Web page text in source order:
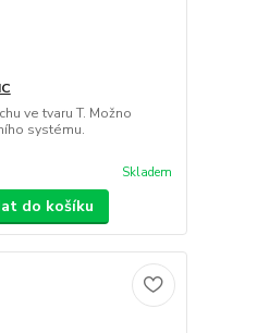
ve tvaru T. Možno
systému.
Skladem
do košíku